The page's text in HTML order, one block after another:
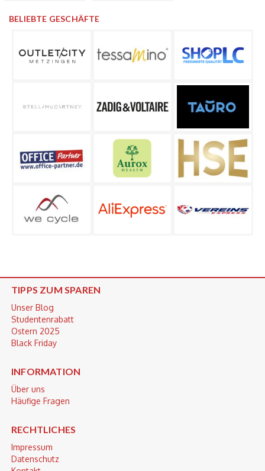
BELIEBTE GESCHÄFTE
TIPPS ZUM SPAREN
Unser Blog
Studentenrabatt
Ostern 2025
Black Friday
INFORMATION
Über uns
Häufige Fragen
RECHTLICHES
Impressum
Datenschutz